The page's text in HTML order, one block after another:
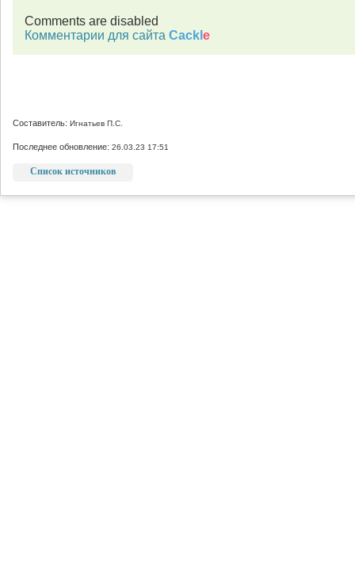
Comments are disabled
Комментарии для сайта Cackl e
Составитель: Игнатьев П.С.
Последнее обновление: 26.03.23 17:51
Список источников